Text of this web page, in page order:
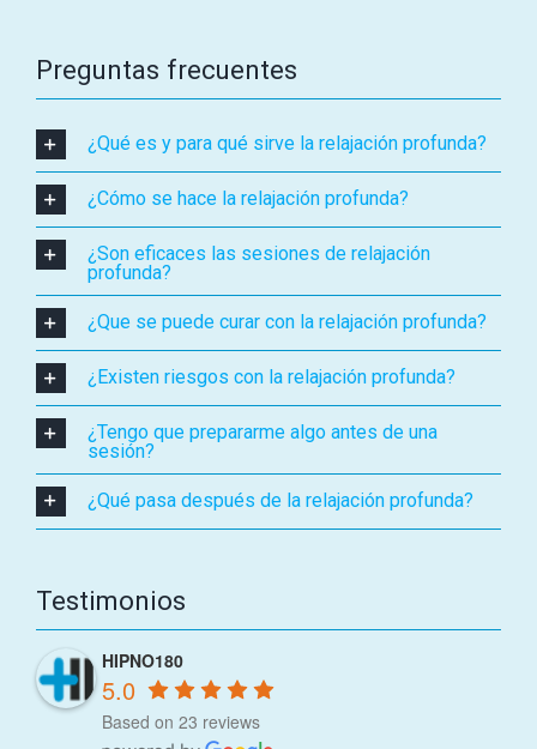
Preguntas frecuentes
¿Qué es y para qué sirve la relajación profunda?
¿Cómo se hace la relajación profunda?
¿Son eficaces las sesiones de relajación
profunda?
¿Que se puede curar con la relajación profunda?
¿Existen riesgos con la relajación profunda?
¿Tengo que prepararme algo antes de una
sesión?
¿Qué pasa después de la relajación profunda?
Testimonios
HIPNO180
5.0
Based on 23 reviews